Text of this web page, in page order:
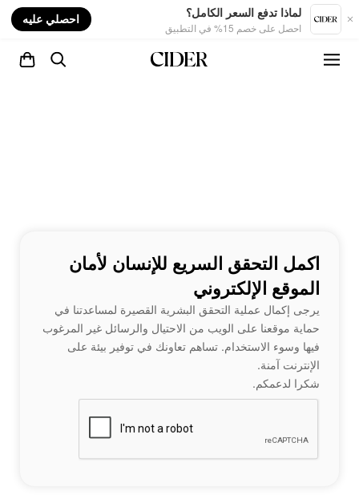
لماذا تدفع السعر الكامل؟
احصل على خصم 15% في التطبيق
احصلي عليه
اكمل التحقق السريع للإنسان لأمان
الموقع الإلكتروني
يرجى إكمال عملية التحقق البشرية القصيرة لمساعدتنا في
حماية موقعنا على الويب من الاحتيال والرسائل غير المرغوب
فيها وسوء الاستخدام. تساهم تعاونك في توفير بيئة على
الإنترنت آمنة.
شكرا لدعمكم.